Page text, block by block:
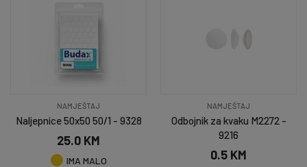
NAMJEŠTAJ
Naljepnice 50x50 50/1 - 9328
25.0 KM
IMA MALO
NAMJEŠTAJ
Odbojnik za kvaku M2272 -
9216
0.5 KM